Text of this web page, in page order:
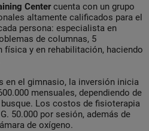
Centercuenta con un grupo
altamente calificados para el
persona: especialista en
de columnas, 5
física y en rehabilitación, haciendo
en el gimnasio, la inversión inicia
mensuales, dependiendo de
Los costos de fisioterapia
50.000 por sesión, además de
de oxígeno.